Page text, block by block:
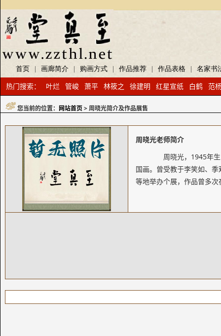
首页 画廊简介 购画方式 作品推荐 作品表格 名家书
热门搜索： 叶烂 管峻 萧平 林筱之 徐建明 红星宣纸 白鹤 范
您当前的位置： 网站首页> 周晓光简介及作品展售
周晓光老师简介
周晓光，1945年生
国画。曾受教于李笑如、
等地举办个展，作品曾多